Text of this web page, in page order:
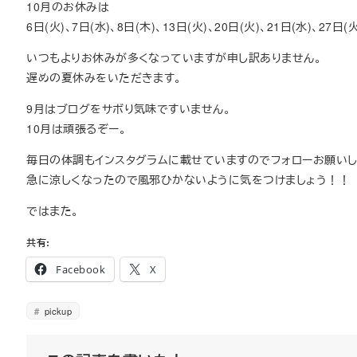
10月のお休みは
6日(火)、7日(水)、8日(木)、13日(火)、20日(火)、21日(水)、27日(
いつもよりお休みが多くなっていますが申し訳ありません。
遅めの夏休みをいただきます。
9月はブログをサボり気味ですいません。
10月は頑張るぞー。
毎日の体調もインスタグラムに載せていますのでフォローお願いし
急に涼しくなったので風邪ひかないように気をつけましょう！！
ではまた。
共有:
Facebook
X
pickup